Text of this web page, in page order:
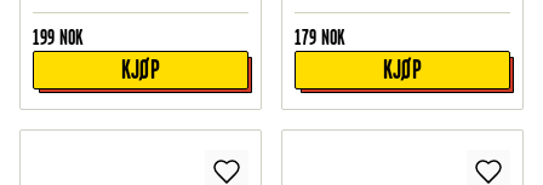
199 NOK
KJØP
179 NOK
KJØP